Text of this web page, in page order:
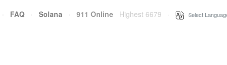
· FAQ · Solana · 911 Online Highest 6679 Select